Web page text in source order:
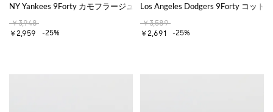
NY Yankees 9Forty カモフラージュコットン刺繍ロゴキャップ
￥3,948
￥2,959
-25%
Los Angeles Dodgers 9Forty コット
￥3,589
￥2,691
-25%